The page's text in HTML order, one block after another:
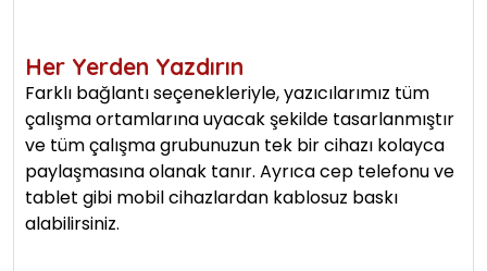
Her Yerden Yazdırın
Farklı bağlantı seçenekleriyle, yazıcılarımız tüm
çalışma ortamlarına uyacak şekilde tasarlanmıştır
ve tüm çalışma grubunuzun tek bir cihazı kolayca
paylaşmasına olanak tanır. Ayrıca cep telefonu ve
tablet gibi mobil cihazlardan kablosuz baskı
alabilirsiniz.